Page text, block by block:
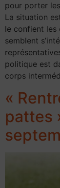
pour porter
La situation
le confient les
semblent
politique est
corps
«
pattes